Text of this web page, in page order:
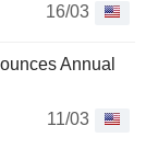
16/03
Annual
11/03